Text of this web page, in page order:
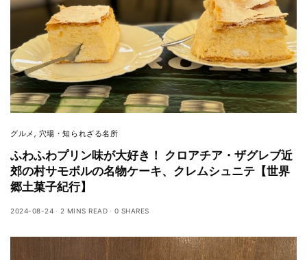
グルメ , 穴場・知られざる名所
ふわふわプリン味が大好き！ クロアチア・ザグレブ近
郊の村サモボルの名物ケーキ、クレムシュニテ【世界
郷土菓子紀行】
2024-08-24 2 MINS READ 0 SHARES